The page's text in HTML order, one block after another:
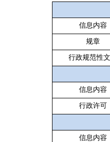
信息内容
规章
行政规范性
信息内容
行政许可
信息内容